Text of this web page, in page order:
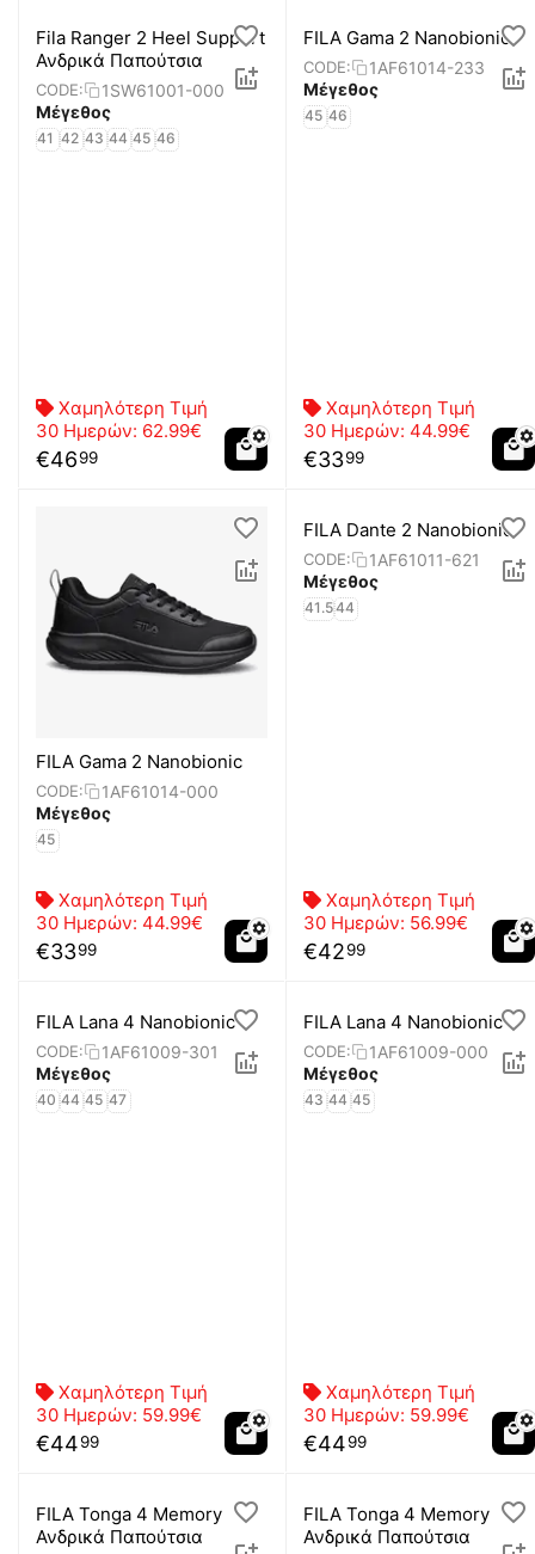
Fila Ranger 2 Heel Support
Ανδρικά Παπούτσια
CODE:
1SW61001-000
Μέγεθος
41 42 43 44 45 46
Χαμηλότερη Τιμή
30 Ημερών: 62.99€
€4699
FILA Gama 2 Nanobionic
CODE:
1AF61014-233
Μέγεθος
45 46
Χαμηλότερη Τιμή
30 Ημερών: 44.99€
€3399
FILA Gama 2 Nanobionic
CODE:
1AF61014-000
Μέγεθος
45
Χαμηλότερη Τιμή
30 Ημερών: 44.99€
€3399
FILA Dante 2 Nanobionic
CODE:
1AF61011-621
Μέγεθος
41.544
Χαμηλότερη Τιμή
30 Ημερών: 56.99€
€4299
FILA Lana 4 Nanobionic
CODE:
1AF61009-301
Μέγεθος
40 44 45 47
Χαμηλότερη Τιμή
30 Ημερών: 59.99€
€4499
FILA Lana 4 Nanobionic
CODE:
1AF61009-000
Μέγεθος
43 44 45
Χαμηλότερη Τιμή
30 Ημερών: 59.99€
€4499
FILA Tonga 4 Memory
Ανδρικά Παπούτσια
FILA Tonga 4 Memory
Ανδρικά Παπούτσια